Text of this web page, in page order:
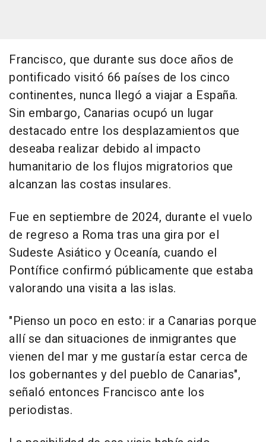
Francisco, que durante sus doce años de
pontificado visitó 66 países de los cinco
continentes, nunca llegó a viajar a España.
Sin embargo, Canarias ocupó un lugar
destacado entre los desplazamientos que
deseaba realizar debido al impacto
humanitario de los flujos migratorios que
alcanzan las costas insulares.
Fue en septiembre de 2024, durante el vuelo
de regreso a Roma tras una gira por el
Sudeste Asiático y Oceanía, cuando el
Pontífice confirmó públicamente que estaba
valorando una visita a las islas.
"Pienso un poco en esto: ir a Canarias porque
allí se dan situaciones de inmigrantes que
vienen del mar y me gustaría estar cerca de
los gobernantes y del pueblo de Canarias",
señaló entonces Francisco ante los
periodistas.